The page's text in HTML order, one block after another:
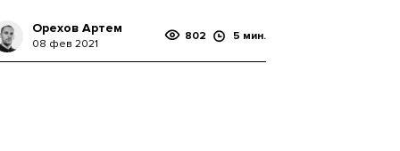
Орехов Артем
08 фев 2021
802 5 мин.